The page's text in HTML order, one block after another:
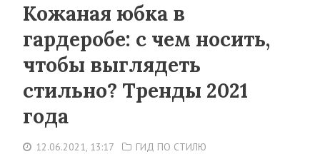
Кожаная юбка в
гардеробе: с чем носить,
чтобы выглядеть
стильно? Тренды 2021
года
12.06.2021, 13:17 ГИД ПО СТИЛЮ